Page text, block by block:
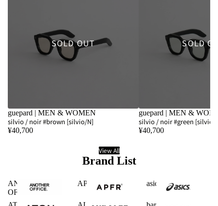
SOLD OUT
guepard | MEN & WOMEN
silvio / noir #brown [silvio/N]
¥40,700
SOLD
guepard | MEN &
silvio / noir #green [silvio/
¥40,700
View All
Brand List
ANOTHER
OFFICE
APFR asics